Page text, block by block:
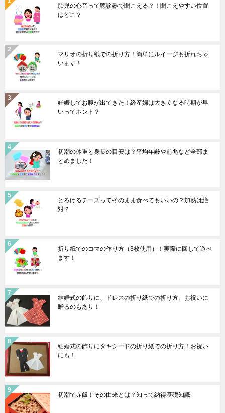
胎児の心音って聴診器で聞こえる？！聞こえやすい位置
はどこ？
マリオの折り紙での折り方！簡単にルイージも折れちゃ
います！
妊娠してお腹が出てきた！経産婦は大きくなる時期が早
いってホント？
初潮の体重と身長の目安は？平均年齢や前兆など全部ま
とめました！
とろけるチーズってそのまま食べてもいいの？加熱は絶
対？
折り紙でのコマの作り方（3枚使用）！実際に回して遊べ
ます！
結婚式の飾りに、ドレスの折り紙での折り方。お祝いに
贈るのもあり！
結婚式の飾りにタキシードの折り紙での折り方！お祝い
にも！
初潮で赤飯！その由来とは？知って納得基礎知識